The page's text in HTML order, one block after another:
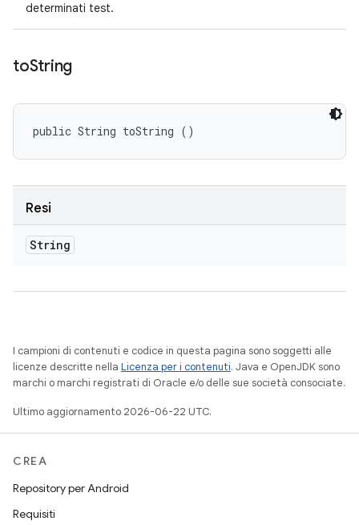
determinati test.
toString
public String toString ()
Resi
String
I campioni di contenuti e codice in questa pagina sono soggetti alle
licenze descritte nella Licenza per i contenuti. Java e OpenJDK sono
marchi o marchi registrati di Oracle e/o delle sue società consociate.
Ultimo aggiornamento 2026-06-22 UTC.
CREA
Repository per Android
Requisiti